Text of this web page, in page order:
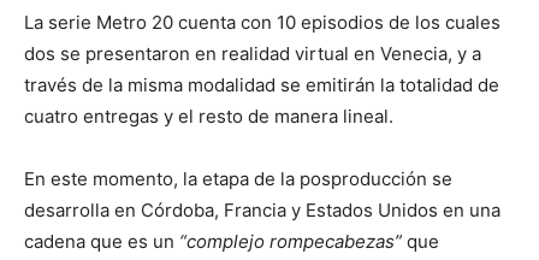
La serie Metro 20 cuenta con 10 episodios de los cuales
dos se presentaron en realidad virtual en Venecia, y a
través de la misma modalidad se emitirán la totalidad de
cuatro entregas y el resto de manera lineal.
En este momento, la etapa de la posproducción se
desarrolla en Córdoba, Francia y Estados Unidos en una
cadena que es un “complejo rompecabezas” que